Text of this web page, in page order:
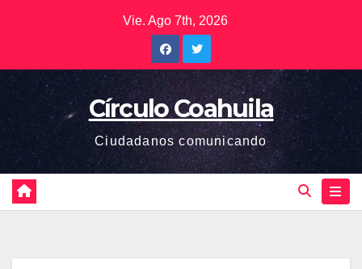
Vie. Ago 7th, 2026
Círculo Coahuila
Ciudadanos comunicando